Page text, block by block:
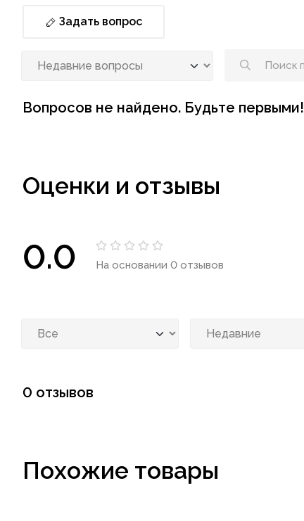
Задать вопрос
Вопросов не найдено. Будьте первыми!
Оценки и отзывы
0.0 На основании 0 отзывов
0 отзывов
Похожие товары